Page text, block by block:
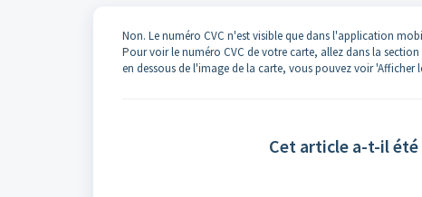
Non. Le numéro CVC n'est visible que dans l'application
Pour voir le numéro CVC de votre carte, allez dans la
en dessous de l'image de la carte, vous pouvez voir 'Afficher
Cet article a-t-il